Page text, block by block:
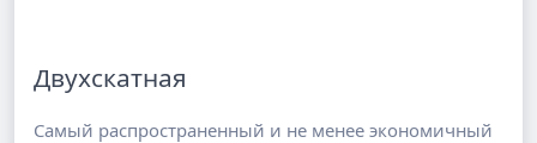
Двухскатная
Самый распространенный и не менее экономичный